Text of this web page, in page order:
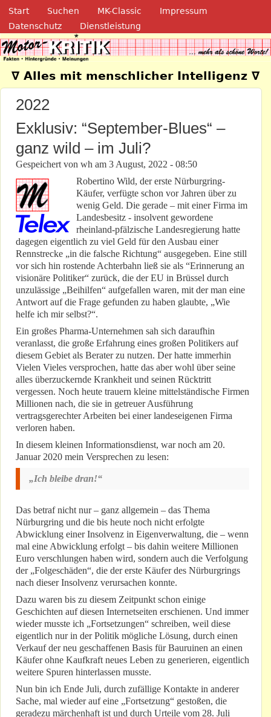
Direkt zum Inhalt
Navigation
Start Suchen MK-Classic
Impressum
Datenschutz
Dienstleistung
Motor-Kritik.de
∇ Alles mit menschlicher Intelligenz ∇
2022
Exklusiv: “September-Blues“ –
ganz wild – im Juli?
Gespeichert von wh am 3 August, 2022 - 08:50
Robertino Wild, der erste Nürburgring-
Käufer, verfügte schon vor Jahren über zu
wenig Geld. Die gerade – mit einer Firma im
Landesbesitz - insolvent gewordene
rheinland-pfälzische Landesregierung hatte
dagegen eigentlich zu viel Geld für den Ausbau einer
Rennstrecke „in die falsche Richtung“ ausgegeben. Eine still
vor sich hin rostende Achterbahn ließ sie als “Erinnerung an
visionäre Politiker“ zurück, die der EU in Brüssel durch
unzulässige „Beihilfen“ aufgefallen waren, mit der man eine
Antwort auf die Frage gefunden zu haben glaubte, „Wie
helfe ich mir selbst?“.
Ein großes Pharma-Unternehmen sah sich daraufhin
veranlasst, die große Erfahrung eines großen Politikers auf
diesem Gebiet als Berater zu nutzen. Der hatte immerhin
Vielen Vieles versprochen, hatte das aber wohl über seine
alles überzuckernde Krankheit und seinen Rücktritt
vergessen. Noch heute trauern kleine mittelständische Firmen
Millionen nach, die sie in getreuer Ausführung
vertragsgerechter Arbeiten bei einer landeseigenen Firma
verloren haben.
In diesem kleinen Informationsdienst, war noch am 20.
Januar 2020 mein Versprechen zu lesen:
„Ich bleibe dran!“
Das betraf nicht nur – ganz allgemein – das Thema
Nürburgring und die bis heute noch nicht erfolgte
Abwicklung einer Insolvenz in Eigenverwaltung, die – wenn
mal eine Abwicklung erfolgt – bis dahin weitere Millionen
Euro verschlungen haben wird, sondern auch die Verfolgung
der „Folgeschäden“, die der erste Käufer des Nürburgrings
nach dieser Insolvenz verursachen konnte.
Dazu waren bis zu diesem Zeitpunkt schon einige
Geschichten auf diesen Internetseiten erschienen. Und immer
wieder musste ich „Fortsetzungen“ schreiben, weil diese
eigentlich nur in der Politik mögliche Lösung, durch einen
Verkauf der neu geschaffenen Basis für Bauruinen an einen
Käufer ohne Kaufkraft neues Leben zu generieren, eigentlich
weitere Spuren hinterlassen musste.
Nun bin ich Ende Juli, durch zufällige Kontakte in anderer
Sache, mal wieder auf eine „Fortsetzung“ gestoßen, die
geradezu märchenhaft ist und durch Urteile vom 28. Juli